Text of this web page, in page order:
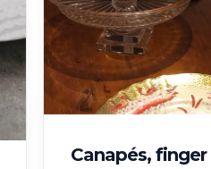
Canapés,